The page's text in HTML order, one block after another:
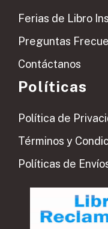
Ferias de Libro
Preguntas
Contáctanos
Políticas
Política de
Términos y
Políticas de